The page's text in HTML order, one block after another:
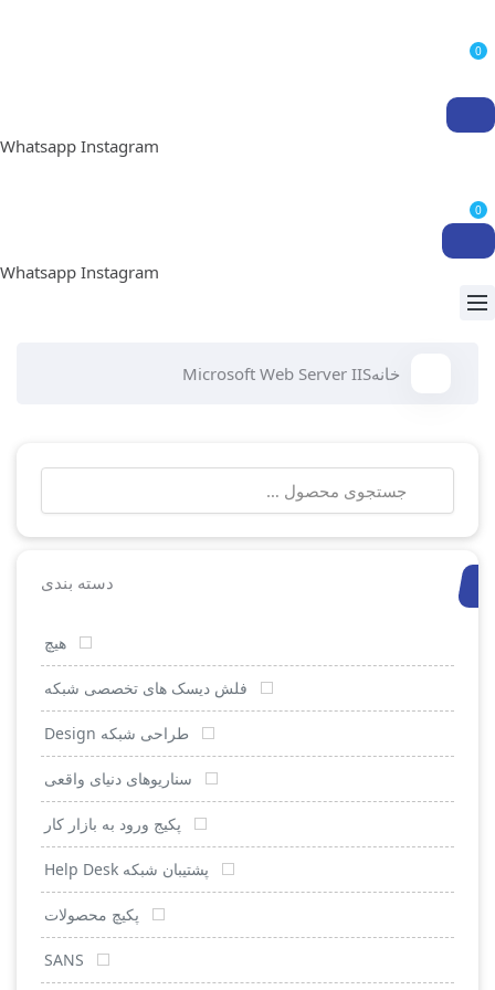
0
Whatsapp Instagram
0
Whatsapp Instagram
خانهMicrosoft Web Server IIS
دسته بندی
هیچ
فلش دیسک های تخصصی شبکه
طراحی شبکه Design
سناریوهای دنیای واقعی
پکیج ورود به بازار کار
پشتیبان شبکه Help Desk
پکیچ محصولات
SANS